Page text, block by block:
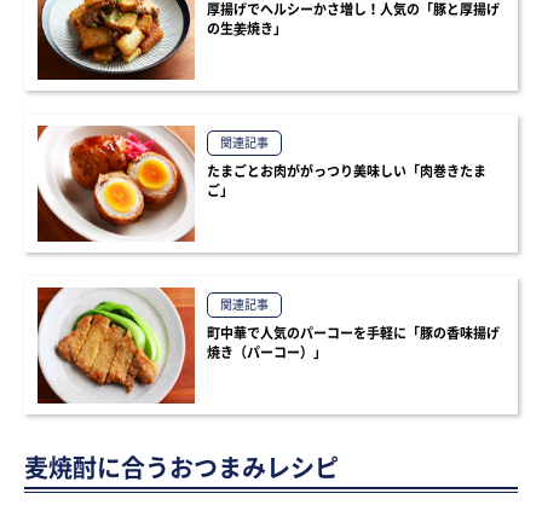
厚揚げでヘルシーかさ増し！人気の「豚と厚揚げ
の生姜焼き」
関連記事
たまごとお肉ががっつり美味しい「肉巻きたま
ご」
関連記事
町中華で人気のパーコーを手軽に「豚の香味揚げ
焼き（パーコー）」
麦焼酎に合うおつまみレシピ